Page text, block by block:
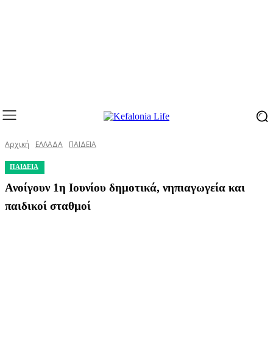
Αρχική ΕΛΛΑΔΑ ΠΑΙΔΕΙΑ
ΠΑΙΔΕΙΑ
Ανοίγουν 1η Ιουνίου δημοτικά, νηπιαγωγεία και
παιδικοί σταθμοί